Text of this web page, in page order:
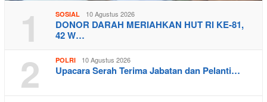
1 SOSIAL 10 Agustus 2026
DONOR DARAH MERIAHKAN HUT RI KE-81,
42 W…
2 POLRI 10 Agustus 2026
Upacara Serah Terima Jabatan dan Pelanti…